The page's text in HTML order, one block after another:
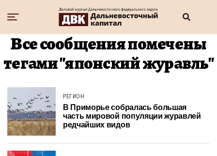
Все сообщения помечены
тегами "японский журавль"
РЕГИОН
В Приморье собралась большая
часть мировой популяции журавлей
редчайших видов